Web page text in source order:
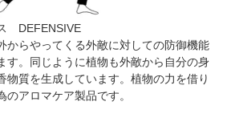
DEFENSIVE
からやってくる外敵に対しての防御機能
す。同じように植物も外敵から自分の身
物質を生成しています。植物の力を借り
アロマケア製品です。